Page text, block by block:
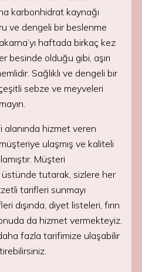
karbonhidrat kaynağı
ve dengeli bir beslenme
haftada birkaç kez
besinde olduğu gibi, aşırı
Sağlıklı ve dengeli bir
sebze ve meyveleri
alanında hizmet veren
ulaşmış ve kaliteli
Müşteri
tutarak, sizlere her
tarifleri sunmayı
dışında, diyet listeleri, fırın
da hizmet vermekteyiz.
fazla tarifimize ulaşabilir